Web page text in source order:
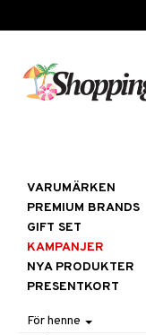
VARUMÄRKEN
PREMIUM BRANDS
GIFT SET
KAMPANJER
NYA PRODUKTER
PRESENTKORT
För henne